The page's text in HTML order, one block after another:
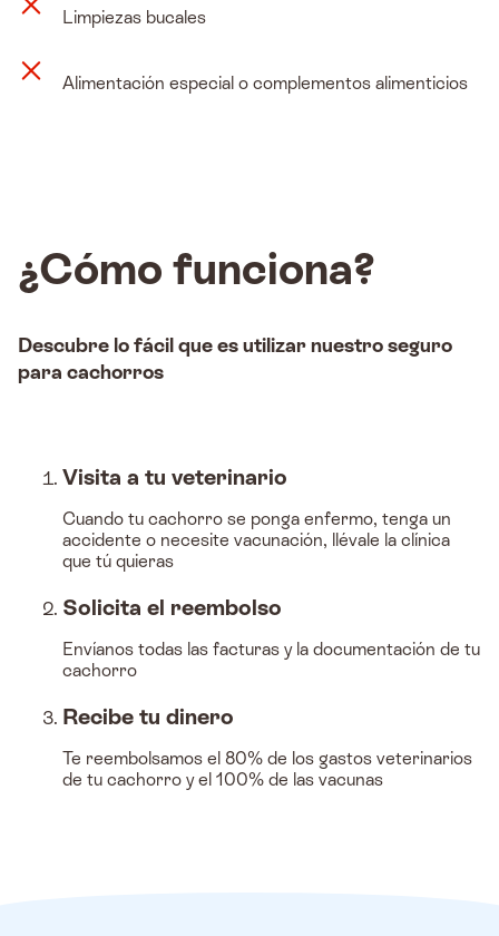
Limpiezas bucales
Alimentación especial o complementos alimenticios
¿Cómo funciona?
Descubre lo fácil que es utilizar nuestro seguro
para cachorros
Visita a tu veterinario
Cuando tu cachorro se ponga enfermo, tenga un
accidente o necesite vacunación, llévale la clínica
que tú quieras
Solicita el reembolso
Envíanos todas las facturas y la documentación de tu
cachorro
Recibe tu dinero
Te reembolsamos el 80% de los gastos veterinarios
de tu cachorro y el 100% de las vacunas